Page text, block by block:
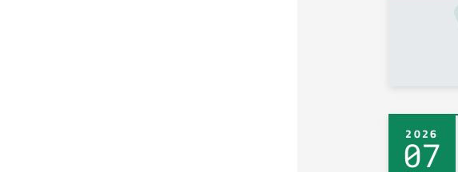
2026
07